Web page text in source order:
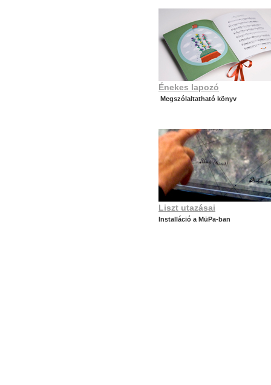
Énekes lapozó
Megszólaltatható könyv
Liszt utazásai
Installáció a MüPa-ban